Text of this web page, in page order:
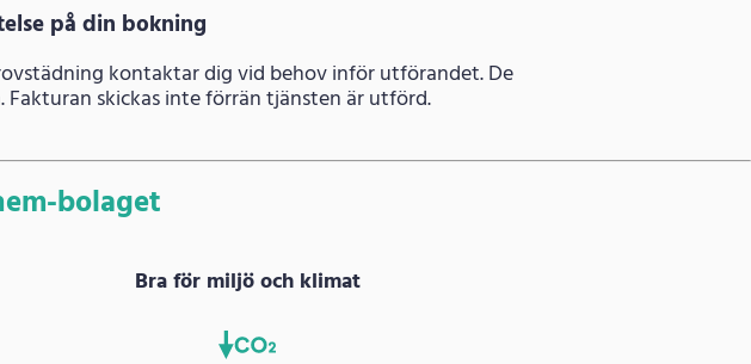
på din bokning
kontaktar dig vid behov inför utförandet. De
skickas inte förrän tjänsten är utförd.
bolaget
Bra för miljö och klimat